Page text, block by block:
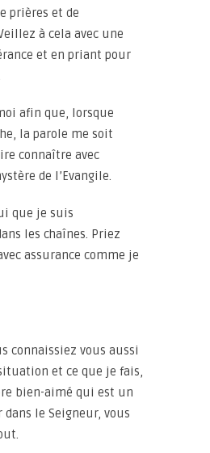
prières et de
à cela avec une
et en priant pour
afin que, lorsque
la parole me soit
connaître avec
de l’Evangile.
que je suis
les chaînes. Priez
assurance comme je
connaissiez vous aussi
et ce que je fais,
bien-aimé qui est un
le Seigneur, vous